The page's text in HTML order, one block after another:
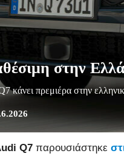
στην
κάνει πρεμιέρα στην
Q7 παρουσιάστηκε